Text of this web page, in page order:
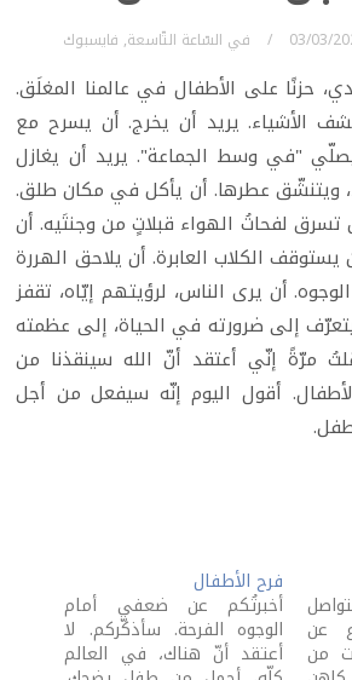
03/03/ في السّاعة التّاسعة, فايسبوك
حزنًا على الأطفال في عالمنا المغلَق.
الأشياء. يريد أن يخرج. أن يسرح مع
يصلّي "في وسط الجماعة". يريد أن يغازل
ويتنشّق عطرها. أن يأكل في مكان طلق.
لفحاتُ الهواء قبلاتٍ من وجنتَيه. أن
الكلاب العابرة. أن يلاحق الهررة
أن يرى الناس، لرؤيتهم إيّاه، تقفز
إلى ضرورته في الحياة، إلى عظمته
قلتُ مرّةً إنّي أعتقد أنّ الله سينقذنا من
أقول اليوم إنّه سيفعل من أجل
عن
من
فرح الأطفال
أخبرتُكم عن ضعفي أمام
الوجوه الفرحة. سأذكّركم. لا
أعتقد أنّ هناك، في العالم